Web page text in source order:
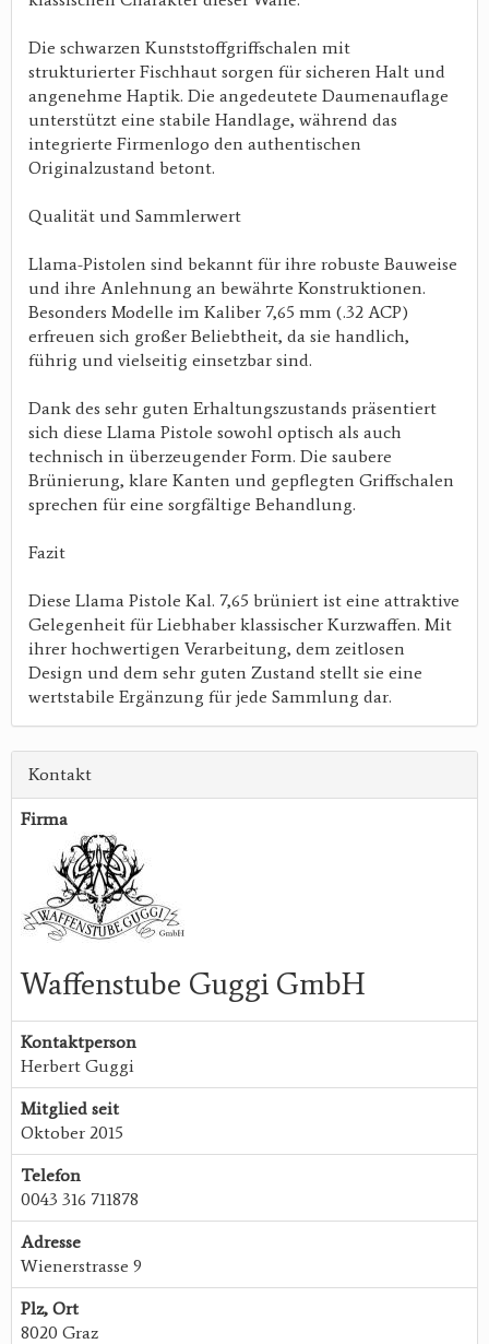
Die schwarzen Kunststoffgriffschalen mit
strukturierter Fischhaut sorgen für sicheren Halt und
angenehme Haptik. Die angedeutete Daumenauflage
unterstützt eine stabile Handlage, während das
integrierte Firmenlogo den authentischen
Originalzustand betont.
Qualität und Sammlerwert
Llama-Pistolen sind bekannt für ihre robuste Bauweise
und ihre Anlehnung an bewährte Konstruktionen.
Besonders Modelle im Kaliber 7,65 mm (.32 ACP)
erfreuen sich großer Beliebtheit, da sie handlich,
führig und vielseitig einsetzbar sind.
Dank des sehr guten Erhaltungszustands präsentiert
sich diese Llama Pistole sowohl optisch als auch
technisch in überzeugender Form. Die saubere
Brünierung, klare Kanten und gepflegten Griffschalen
sprechen für eine sorgfältige Behandlung.
Fazit
Diese Llama Pistole Kal. 7,65 brüniert ist eine attraktive
Gelegenheit für Liebhaber klassischer Kurzwaffen. Mit
ihrer hochwertigen Verarbeitung, dem zeitlosen
Design und dem sehr guten Zustand stellt sie eine
wertstabile Ergänzung für jede Sammlung dar.
Kontakt
Firma
Waffenstube Guggi GmbH
Kontaktperson
Herbert Guggi
Mitglied seit
Oktober 2015
Telefon
0043 316 711878
Adresse
Wienerstrasse 9
Plz, Ort
8020 Graz